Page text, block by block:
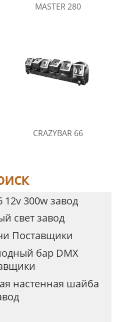
MASTER 280
CRAZYBAR 66
12v 300w завод
свет завод
Поставщики
бар DMX
настенная шайба